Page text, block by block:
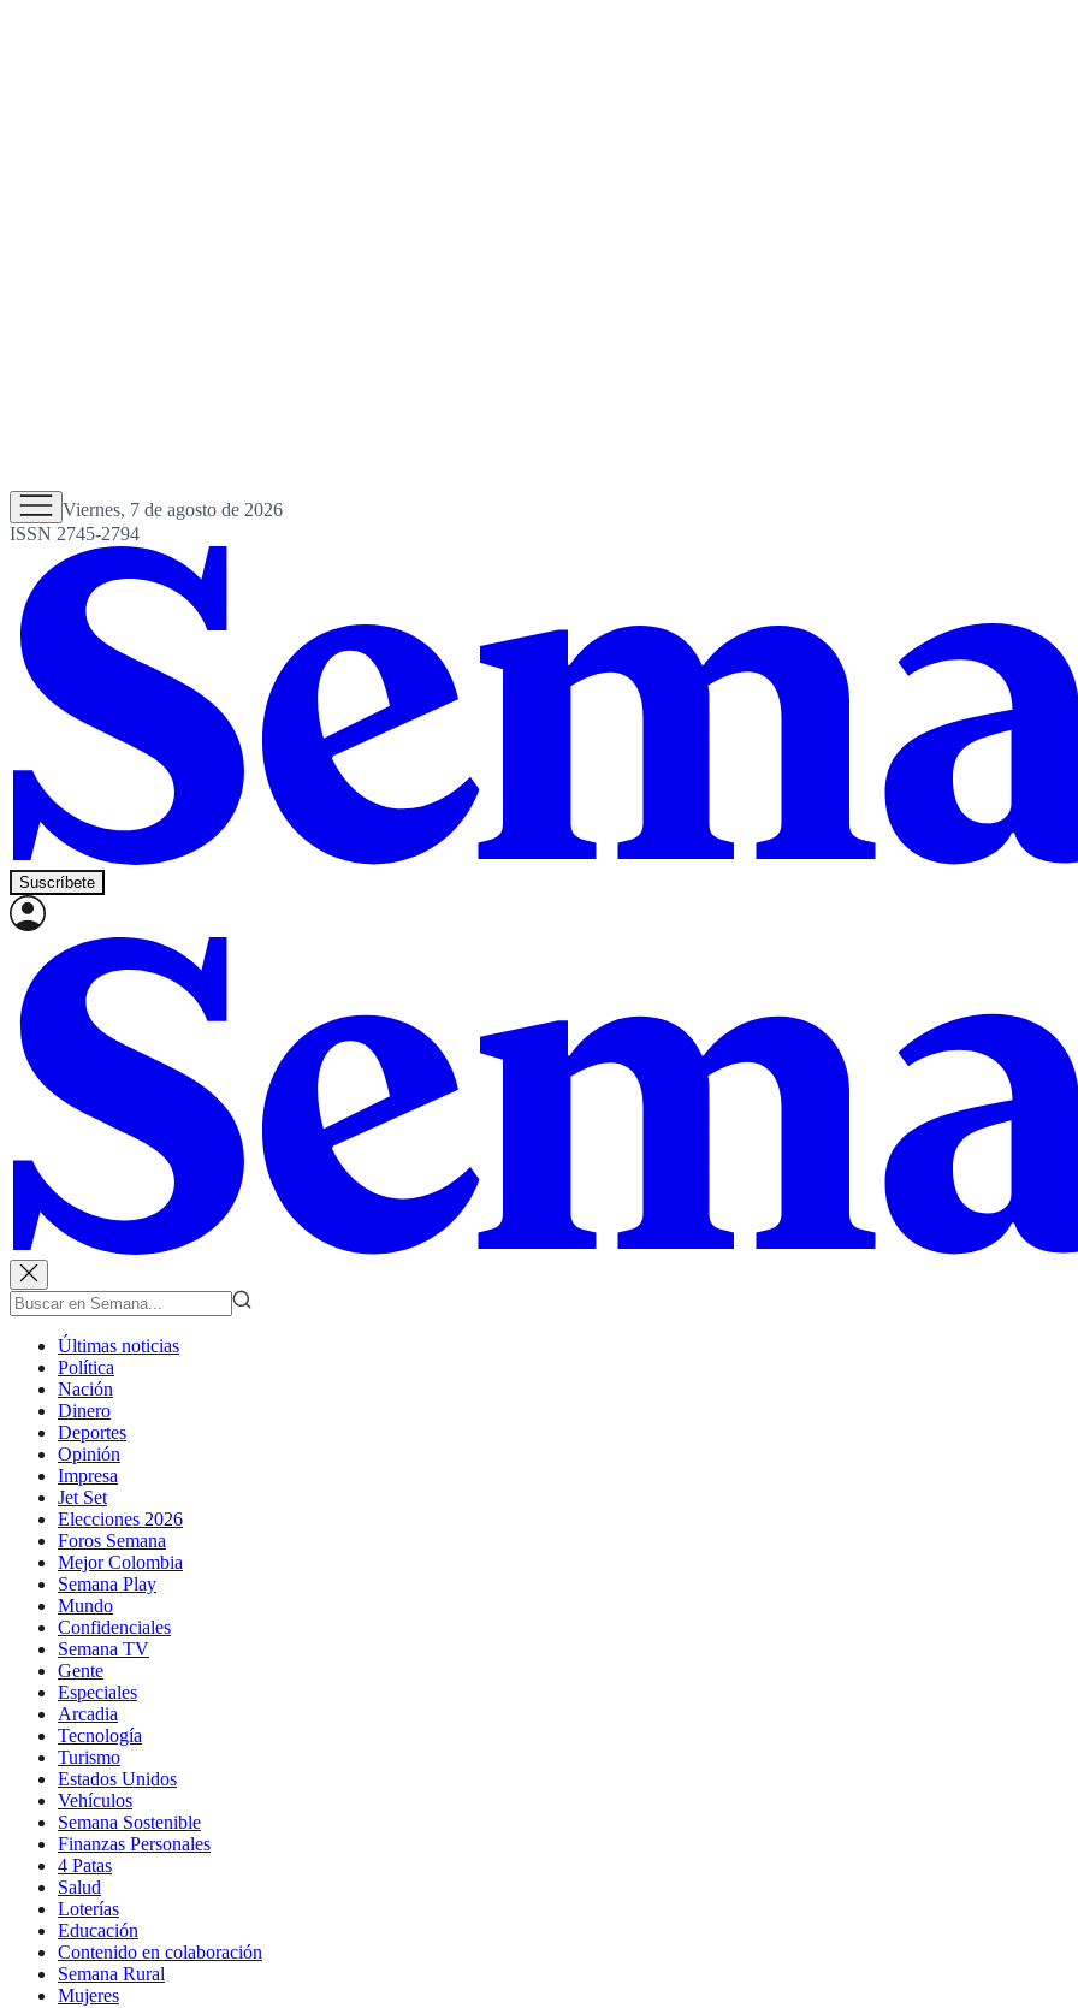
Viernes, 7 de agosto de 2026
ISSN 2745-2794
Suscríbete
Últimas noticias
Política
Nación
Dinero
Deportes
Opinión
Impresa
Jet Set
Elecciones 2026
Foros Semana
Mejor Colombia
Semana Play
Mundo
Confidenciales
Semana TV
Gente
Especiales
Arcadia
Tecnología
Turismo
Estados Unidos
Vehículos
Semana Sostenible
Finanzas Personales
4 Patas
Salud
Loterías
Educación
Contenido en colaboración
Semana Rural
Mujeres